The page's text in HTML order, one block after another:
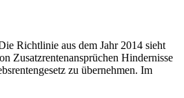
Richtlinie aus dem Jahr 2014 sieht
Zusatzrentenansprüchen Hindernisse
zu übernehmen. Im